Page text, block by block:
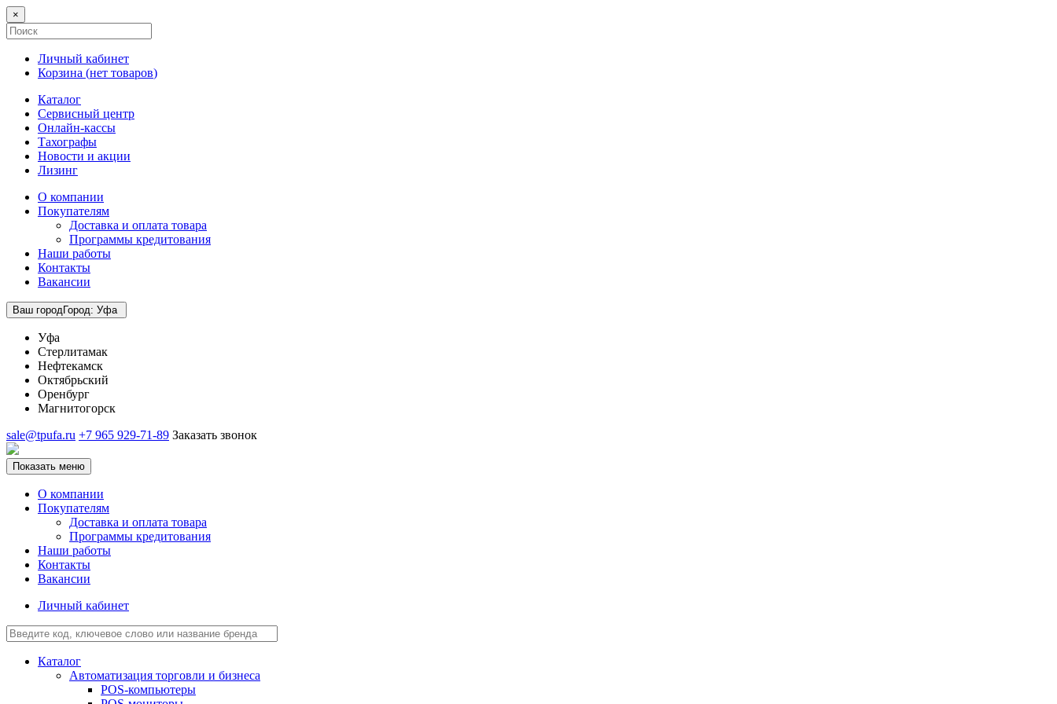
×
Личный кабинет
Корзина (нет товаров)
Каталог
Сервисный центр
Онлайн-кассы
Тахографы
Новости и акции
Лизинг
О компании
Покупателям
Доставка и оплата товара
Программы кредитования
Наши работы
Контакты
Вакансии
Ваш городГород: Уфа
Уфа
Стерлитамак
Нефтекамск
Октябрьский
Оренбург
Магнитогорск
sale@tpufa.ru +7 965 929-71-89 Заказать звонок
Показать меню
О компании
Покупателям
Доставка и оплата товара
Программы кредитования
Наши работы
Контакты
Вакансии
Личный кабинет
Каталог
Автоматизация торговли и бизнеса
POS-компьютеры